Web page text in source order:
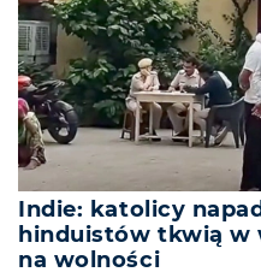
Indie: katolicy
hinduistów tkwią w
na wolności